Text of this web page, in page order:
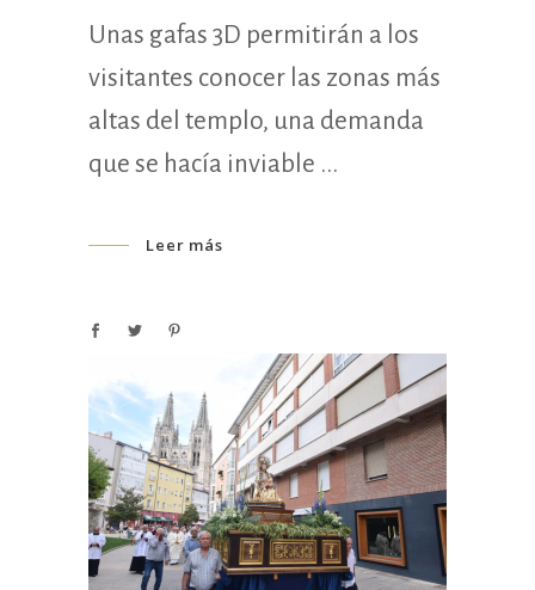
Unas gafas 3D permitirán a los
visitantes conocer las zonas más
altas del templo, una demanda
que se hacía inviable
Leer más